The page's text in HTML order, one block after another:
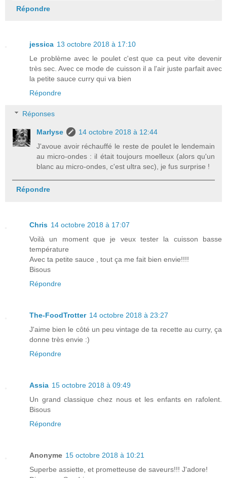
Répondre
jessica 13 octobre 2018 à 17:10
Le problème avec le poulet c'est que ca peut vite devenir
très sec. Avec ce mode de cuisson il a l'air juste parfait avec
la petite sauce curry qui va bien
Répondre
Réponses
Marlyse
14 octobre 2018 à 12:44
J'avoue avoir réchauffé le reste de poulet le lendemain
au micro-ondes : il était toujours moelleux (alors qu'un
blanc au micro-ondes, c'est ultra sec), je fus surprise !
Répondre
Chris 14 octobre 2018 à 17:07
Voilà un moment que je veux tester la cuisson basse
température
Avec ta petite sauce , tout ça me fait bien envie!!!!
Bisous
Répondre
The-FoodTrotter 14 octobre 2018 à 23:27
J'aime bien le côté un peu vintage de ta recette au curry, ça
donne très envie :)
Répondre
Assia 15 octobre 2018 à 09:49
Un grand classique chez nous et les enfants en rafolent.
Bisous
Répondre
Anonyme 15 octobre 2018 à 10:21
Superbe assiette, et prometteuse de saveurs!!! J'adore!